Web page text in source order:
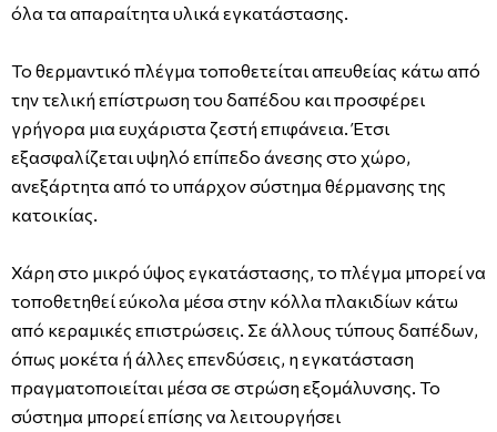
όλα τα απαραίτητα υλικά εγκατάστασης.
Το θερμαντικό πλέγμα τοποθετείται απευθείας κάτω από
την τελική επίστρωση του δαπέδου και προσφέρει
γρήγορα μια ευχάριστα ζεστή επιφάνεια. Έτσι
εξασφαλίζεται υψηλό επίπεδο άνεσης στο χώρο,
ανεξάρτητα από το υπάρχον σύστημα θέρμανσης της
κατοικίας.
Χάρη στο μικρό ύψος εγκατάστασης, το πλέγμα μπορεί να
τοποθετηθεί εύκολα μέσα στην κόλλα πλακιδίων κάτω
από κεραμικές επιστρώσεις. Σε άλλους τύπους δαπέδων,
όπως μοκέτα ή άλλες επενδύσεις, η εγκατάσταση
πραγματοποιείται μέσα σε στρώση εξομάλυνσης. Το
σύστημα μπορεί επίσης να λειτουργήσει